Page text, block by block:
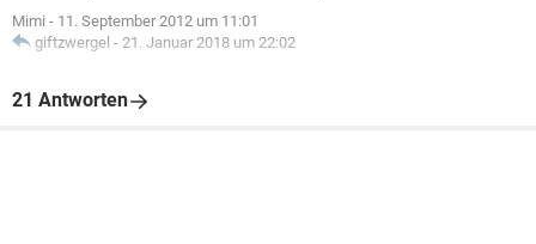
Mimi - 11. September 2012 um 11:01
giftzwergel - 21. Januar 2018 um 22:02
21 Antworten